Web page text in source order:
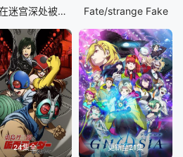
差点在迷宫深处被信任的伙伴杀掉，但靠着天赐技能「无限扭蛋」获得等级9999的伙伴，我要向前队友和世界展开复仇&amp;「给他们好看！」 Fate/strange Fake
24集全 更新至21集